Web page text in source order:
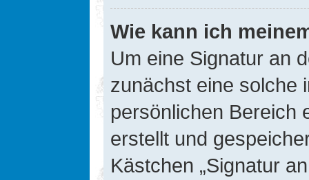
Wie kann ich
Um eine Signatur an
zunächst eine solche
persönlichen Bereich
erstellt und
Kästchen „Signatur